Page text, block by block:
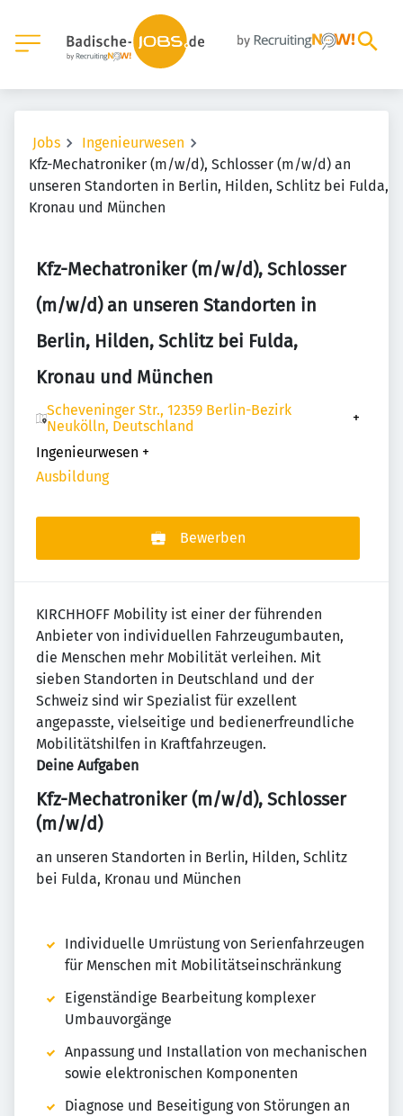
Jobs
Ingenieurwesen
Kfz-Mechatroniker (m/w/d), Schlosser (m/w/d) an
unseren Standorten in Berlin, Hilden, Schlitz bei Fulda,
Kronau und München
Kfz-Mechatroniker (m/w/d), Schlosser
(m/w/d) an unseren Standorten in
Berlin, Hilden, Schlitz bei Fulda,
Kronau und München
Scheveninger Str., 12359 Berlin-Bezirk
Neukölln, Deutschland
+
Ingenieurwesen +
Ausbildung
Bewerben
KIRCHHOFF Mobility ist einer der führenden
Anbieter von individuellen Fahrzeugumbauten,
die Menschen mehr Mobilität verleihen. Mit
sieben Standorten in Deutschland und der
Schweiz sind wir Spezialist für exzellent
angepasste, vielseitige und bedienerfreundliche
Mobilitätshilfen in Kraftfahrzeugen.
Deine Aufgaben
Kfz-Mechatroniker (m/w/d), Schlosser
(m/w/d)
an unseren Standorten in Berlin, Hilden, Schlitz
bei Fulda, Kronau und München
Individuelle Umrüstung von Serienfahrzeugen
für Menschen mit Mobilitätseinschränkung
Eigenständige Bearbeitung komplexer
Umbauvorgänge
Anpassung und Installation von mechanischen
sowie elektronischen Komponenten
Diagnose und Beseitigung von Störungen an